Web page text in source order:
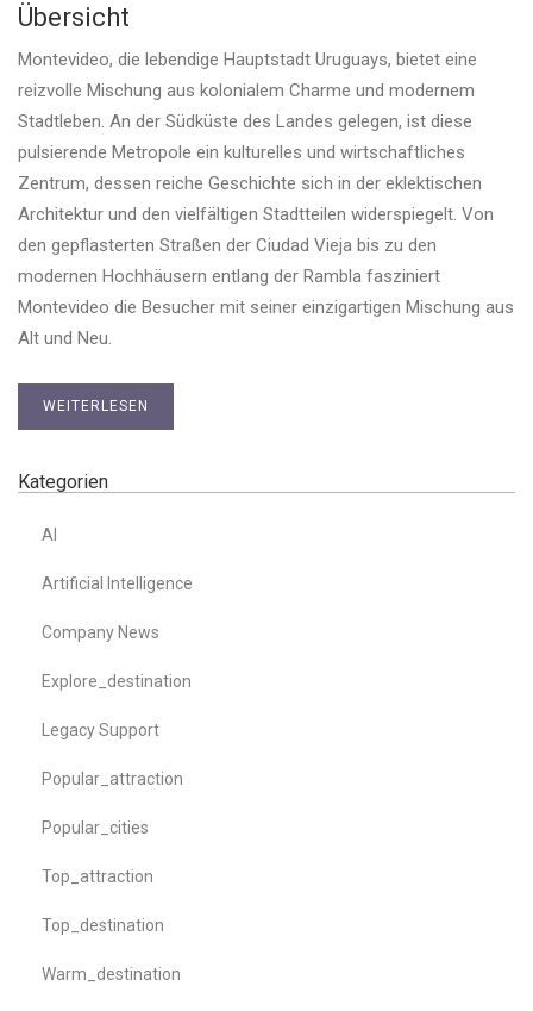
Übersicht
Montevideo, die lebendige Hauptstadt Uruguays, bietet eine
reizvolle Mischung aus kolonialem Charme und modernem
Stadtleben. An der Südküste des Landes gelegen, ist diese
pulsierende Metropole ein kulturelles und wirtschaftliches
Zentrum, dessen reiche Geschichte sich in der eklektischen
Architektur und den vielfältigen Stadtteilen widerspiegelt. Von
den gepflasterten Straßen der Ciudad Vieja bis zu den
modernen Hochhäusern entlang der Rambla fasziniert
Montevideo die Besucher mit seiner einzigartigen Mischung aus
Alt und Neu.
WEITERLESEN
Kategorien
AI
Artificial Intelligence
Company News
Explore_destination
Legacy Support
Popular_attraction
Popular_cities
Top_attraction
Top_destination
Warm_destination